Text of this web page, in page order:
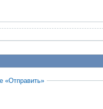
«Отправить»